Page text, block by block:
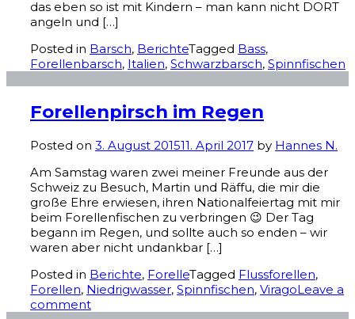
das eben so ist mit Kindern – man kann nicht DORT
angeln und […]
Posted in Barsch, BerichteTagged Bass,
Forellenbarsch, Italien, Schwarzbarsch, Spinnfischen
Forellenpirsch im Regen
Posted on 3. August 201511. April 2017 by Hannes N.
Am Samstag waren zwei meiner Freunde aus der
Schweiz zu Besuch, Martin und Räffu, die mir die
große Ehre erwiesen, ihren Nationalfeiertag mit mir
beim Forellenfischen zu verbringen 😉 Der Tag
begann im Regen, und sollte auch so enden – wir
waren aber nicht undankbar […]
Posted in Berichte, ForelleTagged Flussforellen,
Forellen, Niedrigwasser, Spinnfischen, ViragoLeave a
comment